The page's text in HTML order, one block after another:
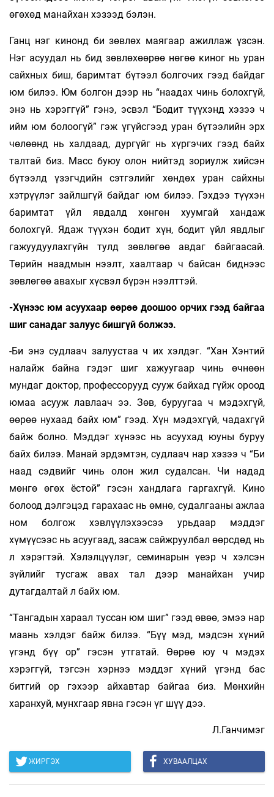
өгөхөд манайхан хэзээд бэлэн.
Ганц нэг кинонд би зөвлөх маягаар ажиллаж үзсэн.
Нэг асуудал нь бид зөвлөхөөрөө нөгөө киног нь уран
сайхных биш, баримтат бүтээл болгочих гээд байдаг
юм билээ. Юм болгон дээр нь “наадах чинь болохгүй,
энэ нь хэрэггүй” гэнэ, эсвэл “Бодит түүхэнд хэзээ ч
ийм юм болоогүй” гэж үгүйсгээд уран бүтээлийн эрх
чөлөөнд нь халдаад, дургүйг нь хүргэчих гээд байх
талтай биз. Масс буюу олон нийтэд зориулж хийсэн
бүтээлд үзэгчдийн сэтгэлийг хөндөх уран сайхны
хэтрүүлэг зайлшгүй байдаг юм билээ. Гэхдээ түүхэн
баримтат үйл явдалд хөнгөн хуумгай хандаж
болохгүй. Ядаж түүхэн бодит хүн, бодит үйл явдлыг
гажуудуулахгүйн тулд зөвлөгөө авдаг байгаасай.
Төрийн наадмын нээлт, хаалтаар ч байсан биднээс
зөвлөгөө авахыг хүсвэл бүрэн нээлттэй.
-Хүнээс юм асуухаар өөрөө доошоо орчих гээд байгаа
шиг санадаг залуус бишгүй болжээ.
-Би энэ судлаач залуустаа ч их хэлдэг. “Хан Хэнтий
налайж байна гэдэг шиг хажуугаар чинь өчнөөн
мундаг доктор, профессорууд сууж байхад гүйж ороод
юмаа асууж лавлаач ээ. Зөв, буруугаа ч мэдэхгүй,
өөрөө нухаад байх юм” гээд. Хүн мэдэхгүй, чадахгүй
байж болно. Мэддэг хүнээс нь асуухад юуны буруу
байх билээ. Манай эрдэмтэн, судлаач нар хэзээ ч “Би
наад сэдвийг чинь олон жил судалсан. Чи надад
мөнгө өгөх ёстой” гэсэн хандлага гаргахгүй. Кино
болоод дэлгэцэд гарахаас нь өмнө, судалгааны ажлаа
ном болгож хэвлүүлэхээсээ урьдаар мэддэг
хүмүүсээс нь асуугаад, засаж сайжруулбал өөрсдөд нь
л хэрэгтэй. Хэлэлцүүлэг, семинарын үеэр ч хэлсэн
зүйлийг тусгаж авах тал дээр манайхан учир
дутагдалтай л байх юм.
“Тангадын хараал туссан юм шиг” гээд өвөө, эмээ нар
маань хэлдэг байж билээ. “Бүү мэд, мэдсэн хүний
үгэнд бүү ор” гэсэн утгатай. Өөрөө юу ч мэдэх
хэрэггүй, тэгсэн хэрнээ мэддэг хүний үгэнд бас
битгий ор гэхээр айхавтар байгаа биз. Мөнхийн
харанхуй, мунхгаар явна гэсэн үг шүү дээ.
Л.Ганчимэг
ЖИРГЭХ ХУВААЛЦАХ